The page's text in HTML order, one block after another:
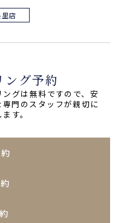
店
ング予約
グは無料ですので、安
門のスタッフが親切に
す。